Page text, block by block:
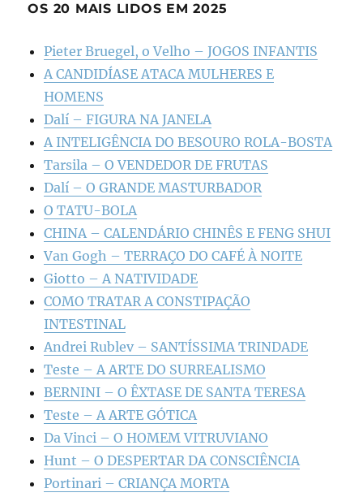
OS 20 MAIS LIDOS EM 2025
Pieter Bruegel, o Velho – JOGOS INFANTIS
A CANDIDÍASE ATACA MULHERES E
HOMENS
Dalí – FIGURA NA JANELA
A INTELIGÊNCIA DO BESOURO ROLA-BOSTA
Tarsila – O VENDEDOR DE FRUTAS
Dalí – O GRANDE MASTURBADOR
O TATU-BOLA
CHINA – CALENDÁRIO CHINÊS E FENG SHUI
Van Gogh – TERRAÇO DO CAFÉ À NOITE
Giotto – A NATIVIDADE
COMO TRATAR A CONSTIPAÇÃO
INTESTINAL
Andrei Rublev – SANTÍSSIMA TRINDADE
Teste – A ARTE DO SURREALISMO
BERNINI – O ÊXTASE DE SANTA TERESA
Teste – A ARTE GÓTICA
Da Vinci – O HOMEM VITRUVIANO
Hunt – O DESPERTAR DA CONSCIÊNCIA
Portinari – CRIANÇA MORTA